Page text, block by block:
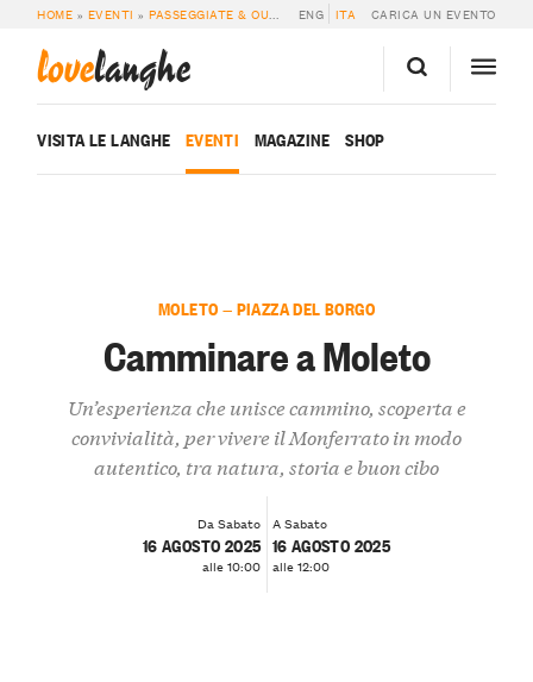
HOME » EVENTI »PASSEGGIATE & OUTDOOR » CAMMINARE A MOLETO
ENG ITA CARICA UN EVENTO
lovelanghe
VISITA LE LANGHE EVENTI MAGAZINE SHOP
MOLETO — PIAZZA DEL BORGO
Camminare a Moleto
Un’esperienza che unisce cammino, scoperta e
convivialità, per vivere il Monferrato in modo
autentico, tra natura, storia e buon cibo
Da Sabato
16 AGOSTO 2025
alle 10:00
A Sabato
16 AGOSTO 2025
alle 12:00